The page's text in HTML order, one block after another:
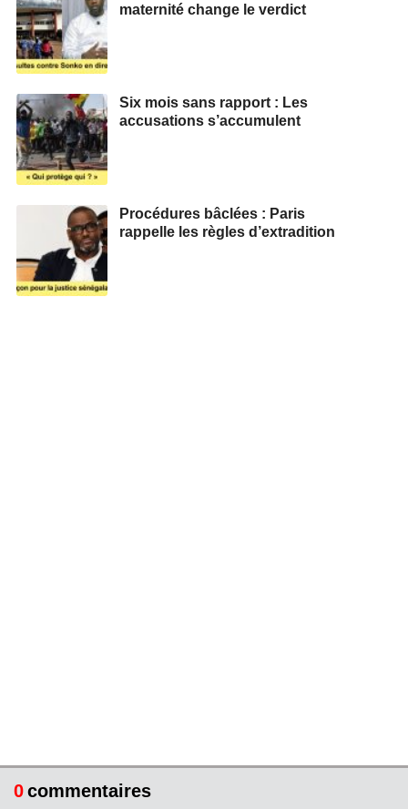
maternité change le verdict
Six mois sans rapport : Les
accusations s’accumulent
Procédures bâclées : Paris
rappelle les règles d’extradition
0commentaires